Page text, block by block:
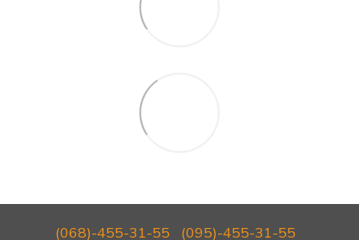
(068)-455-31-55 (095)-455-31-55